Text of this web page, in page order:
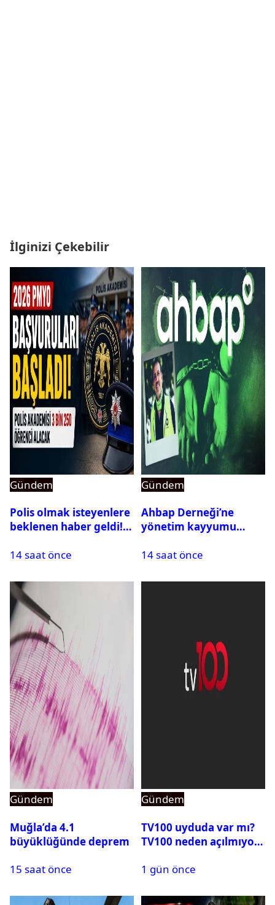
İlginizi Çekebilir
Gündem
Polis olmak isteyenlere
beklenen haber geldi!
14 saat önce
Gündem
Ahbap Derneği’ne
yönetim kayyumu
açıldı
14 saat önce
Gündem
Muğla’da 4.1
büyüklüğünde deprem
15 saat önce
Gündem
TV100 uyduda var mı?
TV100 neden açılmıyor?
1 gün önce